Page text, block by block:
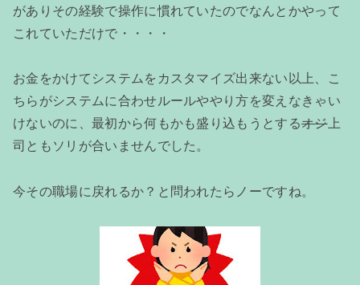
がありその経験で操作に慣れていたのでなんとかやって
これていただけで・・・・
お金をかけてシステムをカスタマイズ出来ない以上、こ
ちらがシステムに合わせルールややり方を変えなきゃい
けないのに、最初から何もかも盛り込もうとするオジ上
司ともソリが合いませんでした。
今その職場に戻れるか？と問われたらノーですね。